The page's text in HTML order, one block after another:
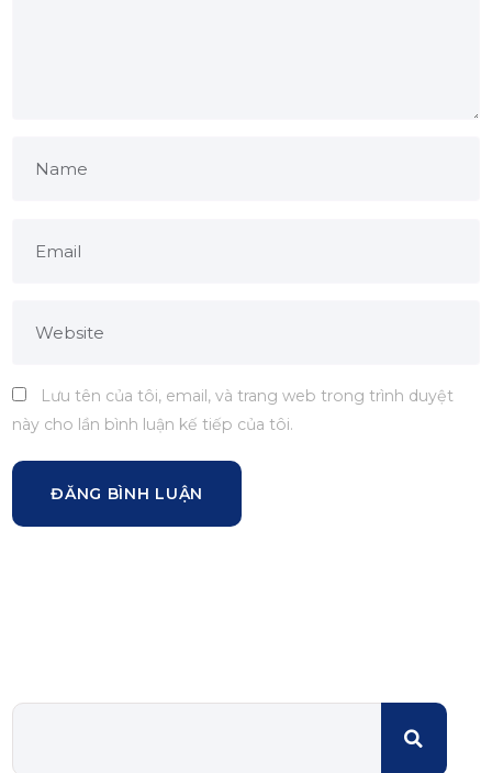
Lưu tên của tôi, email, và trang web trong trình duyệt
này cho lần bình luận kế tiếp của tôi.